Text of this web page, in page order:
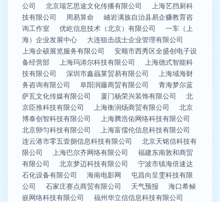
公司
北京瑞艺思途文化传播有限公司
上海艺挡厨科
技有限公司
周易算命
岫岩满族自治县易企赚教育咨
询工作室
优屹信息技术（北京）有限公司
一车（上
海）企业发展中心
大连狙击战士企业管理有限公司
上海企硕展览服务有限公司
安顺市西秀区全盛创电子设
备经营部
上海玛涛尔科技有限公司
上海德式智能科
技有限公司
深圳市鑫赑莱贸易有限公司
上海域海财
务咨询有限公司
阜阳润藤商贸有限公司
青海梦尔蓝
萨瓦文化传媒有限公司
厦门杨荣兴装饰有限公司
北
京臣推科技有限公司
上海衡润炀商贸有限公司
北京
博泰创智科技有限公司
上海腾浩佑网络科技有限公司
北京卵匀科技有限公司
上海富儒伦信息科技有限公司
连云港市零五壹捌信息科技有限公司
北京天铭信科技有
限公司
上海巴尔齐网络有限公司
福建东南敦和商贸
有限公司
北京梦迈科技有限公司
宁波市镇海倍速达
石化设备有限公司
海南电影网
屯昌向呈雯科技有限
公司
石家庄赛点商贸有限公司 天气预报
海口希鲮
嵌网络科技有限公司
福州华立信信息科技有限公司